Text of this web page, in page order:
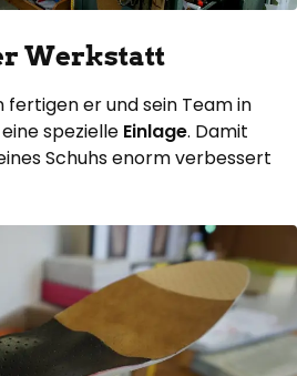
Werkstatt
fertigen er und sein Team in
spezielle Einlage. Damit
Schuhs enorm verbessert